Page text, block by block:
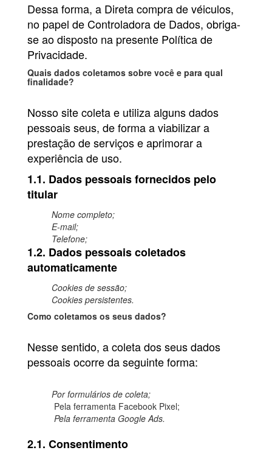
Dessa forma, a Direta compra de véiculos,
no papel de Controladora de Dados, obriga-
se ao disposto na presente Política de
Privacidade.
Quais dados coletamos sobre você e para qual
finalidade?
Nosso site coleta e utiliza alguns dados
pessoais seus, de forma a viabilizar a
prestação de serviços e aprimorar a
experiência de uso.
1.1. Dados pessoais fornecidos pelo
titular
Nome completo;
E-mail;
Telefone;
1.2. Dados pessoais coletados
automaticamente
Cookies de sessão;
Cookies persistentes.
Como coletamos os seus dados?
Nesse sentido, a coleta dos seus dados
pessoais ocorre da seguinte forma:
Por formulários de coleta;
Pela ferramenta Facebook Pixel;
Pela ferramenta Google Ads.
2.1. Consentimento